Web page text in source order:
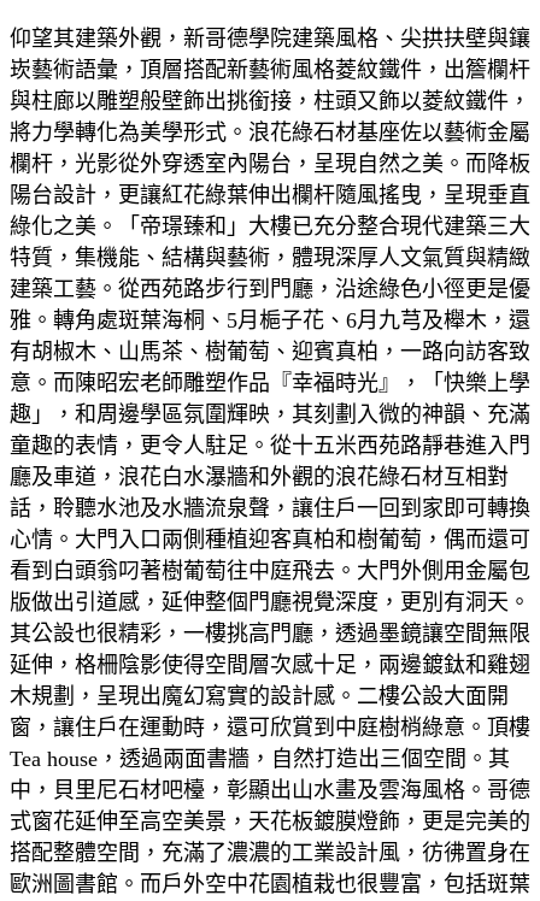
仰望其建築外觀，新哥德學院建築風格、尖拱扶壁與鑲
崁藝術語彙，頂層搭配新藝術風格菱紋鐵件，出簷欄杆
與柱廊以雕塑般壁飾出挑銜接，柱頭又飾以菱紋鐵件，
將力學轉化為美學形式。浪花綠石材基座佐以藝術金屬
欄杆，光影從外穿透室內陽台，呈現自然之美。而降板
陽台設計，更讓紅花綠葉伸出欄杆隨風搖曳，呈現垂直
綠化之美。「帝璟臻和」大樓已充分整合現代建築三大
特質，集機能、結構與藝術，體現深厚人文氣質與精緻
建築工藝。從西苑路步行到門廳，沿途綠色小徑更是優
雅。轉角處斑葉海桐、5月梔子花、6月九芎及櫸木，還
有胡椒木、山馬茶、樹葡萄、迎賓真柏，一路向訪客致
意。而陳昭宏老師雕塑作品『幸福時光』，「快樂上學
趣」，和周邊學區氛圍輝映，其刻劃入微的神韻、充滿
童趣的表情，更令人駐足。從十五米西苑路靜巷進入門
廳及車道，浪花白水瀑牆和外觀的浪花綠石材互相對
話，聆聽水池及水牆流泉聲，讓住戶一回到家即可轉換
心情。大門入口兩側種植迎客真柏和樹葡萄，偶而還可
看到白頭翁叼著樹葡萄往中庭飛去。大門外側用金屬包
版做出引道感，延伸整個門廳視覺深度，更別有洞天。
其公設也很精彩，一樓挑高門廳，透過墨鏡讓空間無限
延伸，格柵陰影使得空間層次感十足，兩邊鍍鈦和雞翅
木規劃，呈現出魔幻寫實的設計感。二樓公設大面開
窗，讓住戶在運動時，還可欣賞到中庭樹梢綠意。頂樓
Tea house，透過兩面書牆，自然打造出三個空間。其
中，貝里尼石材吧檯，彰顯出山水畫及雲海風格。哥德
式窗花延伸至高空美景，天花板鍍膜燈飾，更是完美的
搭配整體空間，充滿了濃濃的工業設計風，彷彿置身在
歐洲圖書館。而戶外空中花園植栽也很豐富，包括斑葉